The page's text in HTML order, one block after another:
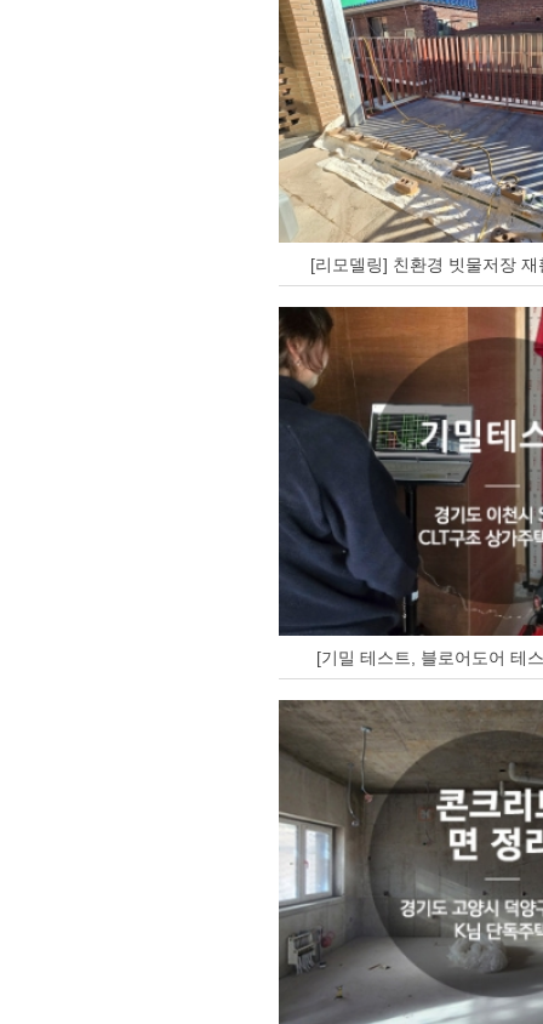
[리모델링] 친환경 빗물저장
[기밀 테스트, 블로어도어 테